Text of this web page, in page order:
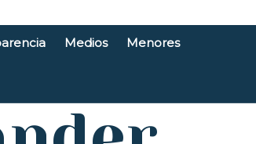
Medios
Menores